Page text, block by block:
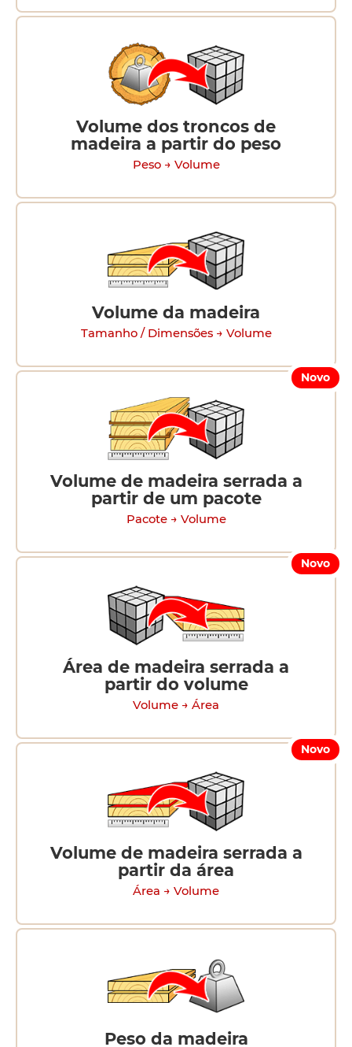
Volume dos troncos de
madeira a partir do peso
Peso → Volume
Volume da madeira
Tamanho / Dimensões → Volume
Novo
Volume de madeira serrada a
partir de um pacote
Pacote → Volume
Novo
Área de madeira serrada a
partir do volume
Volume → Área
Novo
Volume de madeira serrada a
partir da área
Área → Volume
Peso da madeira